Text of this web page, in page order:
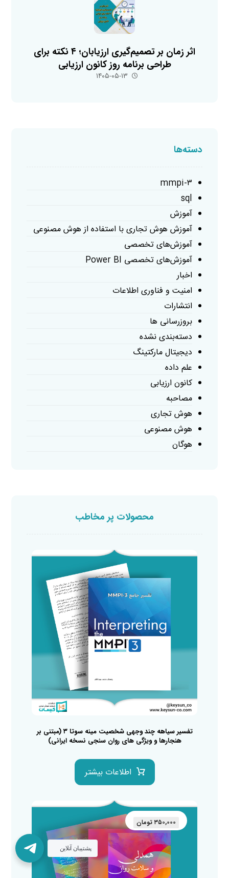
اثر زمان بر تصمیم‌گیری ارزیابان؛ ۴ نکته برای
طراحی برنامه روز کانون ارزیابی
۱۴۰۵-۰۵-۱۳
دسته‌ها
mmpi-۳
sql
آموزش
آموزش هوش تجاری با استفاده از هوش مصنوعی
آموزش‌های تخصصی
آموزش‌های تخصصی Power BI
اخبار
امنیت و فناوری اطلاعات
انتشارات
بروزرسانی ها
دسته‌بندی نشده
دیجیتال مارکتینگ
علم داده
کانون ارزیابی
مصاحبه
هوش تجاری
هوش مصنوعی
هوگان
محصولات پر مخاطب
تفسیر سیاهه چند وجهی شخصیت مینه سوتا ۳ (مبتنی بر
هنجارها و ویژگی های روان سنجی نسخه ایرانی)
اطلاعات بیشتر
۳۵۰,۰۰۰ تومان
پشتیبان آنلاین